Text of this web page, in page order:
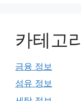
카테고
금융 정보
섬유 정보